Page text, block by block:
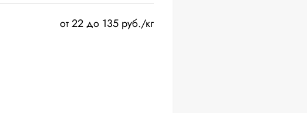
от 22 до 135 руб./кг